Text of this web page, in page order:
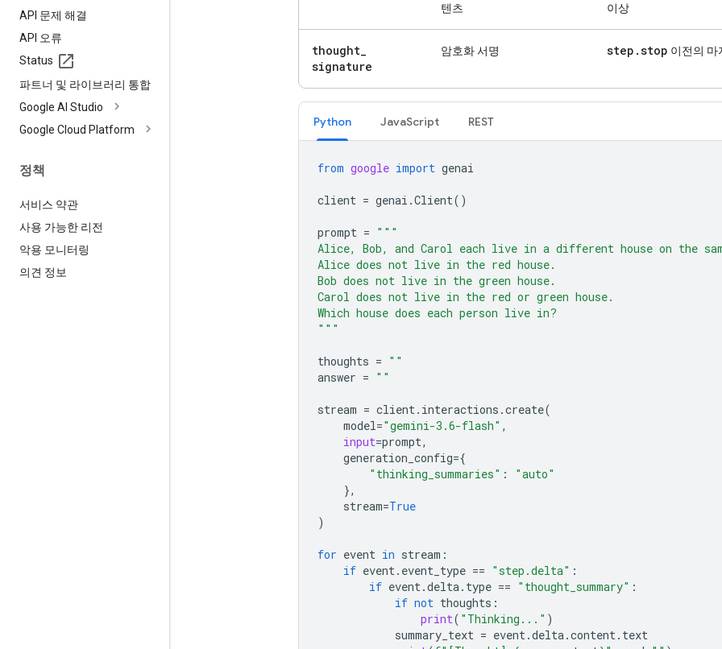
API 문제 해결
API 오류
Status
파트너 및 라이브러리 통합
Google AI Studio
Google Cloud Platform
정책
서비스 약관
사용 가능한 리전
악용 모니터링
의견 정보
텐츠
이상
thought_
signature
암호화 서명 step .stop 이전의 마
Python JavaScript REST
from google import genai
client = genai .Client()
prompt = """
Alice, Bob, and Carol each live in a different house on the
Alice does not live in the red house.
Bob does not live in the green house.
Carol does not live in the red or green house.
Which house does each person live in?
"""
thoughts = ""
answer = ""
stream = client. interactions .create(
model="gemini-3.6-flash" ,
input=prompt,
generation_config={
"thinking_summaries" :
"auto"
},
stream=True
)
for event in stream :
if event. event_type == "step.delta" :
if event.delta. type == "thought_summary" :
if not thoughts :
print( "Thinking..." )
summary_text = event.delta.content. text